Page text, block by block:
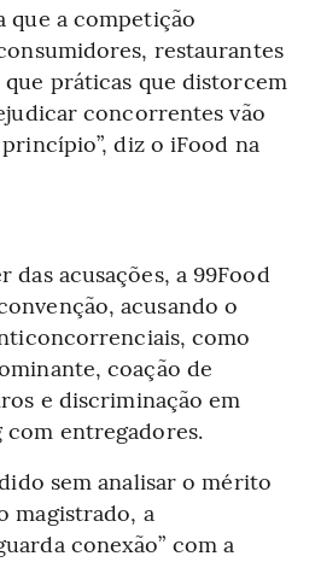
que a competição
restaurantes
práticas que distorcem
concorrentes vão
diz o iFood na
das acusações, a 99Food
acusando o
como
coação de
e discriminação em
com entregadores.
sem analisar o mérito
magistrado, a
conexão” com a